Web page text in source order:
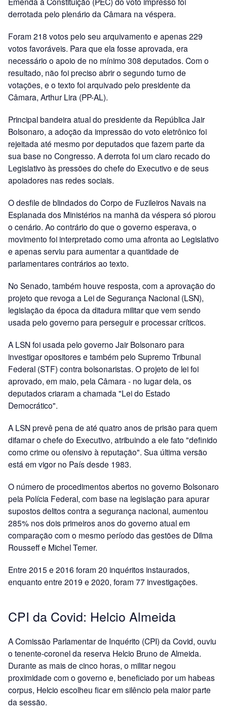
derrotada pelo plenário da Câmara na véspera.
Foram 218 votos pelo seu arquivamento e apenas 229
votos favoráveis. Para que ela fosse aprovada, era
necessário o apoio de no mínimo 308 deputados. Com o
resultado, não foi preciso abrir o segundo turno de
votações, e o texto foi arquivado pelo presidente da
Câmara, Arthur Lira (PP-AL).
Principal bandeira atual do presidente da República Jair
Bolsonaro, a adoção da impressão do voto eletrônico foi
rejeitada até mesmo por deputados que fazem parte da
sua base no Congresso. A derrota foi um claro recado do
Legislativo às pressões do chefe do Executivo e de seus
apoiadores nas redes sociais.
O desfile de blindados do Corpo de Fuzileiros Navais na
Esplanada dos Ministérios na manhã da véspera só piorou
o cenário. Ao contrário do que o governo esperava, o
movimento foi interpretado como uma afronta ao Legislativo
e apenas serviu para aumentar a quantidade de
parlamentares contrários ao texto.
No Senado, também houve resposta, com a aprovação do
projeto que revoga a Lei de Segurança Nacional (LSN),
legislação da época da ditadura militar que vem sendo
usada pelo governo para perseguir e processar críticos.
A LSN foi usada pelo governo Jair Bolsonaro para
investigar opositores e também pelo Supremo Tribunal
Federal (STF) contra bolsonaristas. O projeto de lei foi
aprovado, em maio, pela Câmara - no lugar dela, os
deputados criaram a chamada "Lei do Estado
Democrático".
A LSN prevê pena de até quatro anos de prisão para quem
difamar o chefe do Executivo, atribuindo a ele fato "definido
como crime ou ofensivo à reputação". Sua última versão
está em vigor no País desde 1983.
O número de procedimentos abertos no governo Bolsonaro
pela Polícia Federal, com base na legislação para apurar
supostos delitos contra a segurança nacional, aumentou
285% nos dois primeiros anos do governo atual em
comparação com o mesmo período das gestões de Dilma
Rousseff e Michel Temer.
Entre 2015 e 2016 foram 20 inquéritos instaurados,
enquanto entre 2019 e 2020, foram 77 investigações.
CPI da Covid: Helcio Almeida
A Comissão Parlamentar de Inquérito (CPI) da Covid, ouviu
o tenente-coronel da reserva Helcio Bruno de Almeida.
Durante as mais de cinco horas, o militar negou
proximidade com o governo e, beneficiado por um habeas
corpus, Helcio escolheu ficar em silêncio pela maior parte
da sessão.